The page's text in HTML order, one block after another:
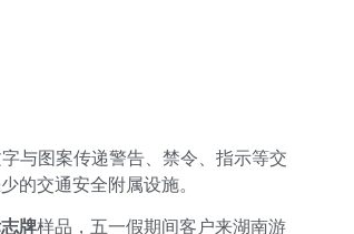
字与图案传递警告、禁令、指示等交
的交通安全附属设施。
牌样品，五一假期间客户来湖南游